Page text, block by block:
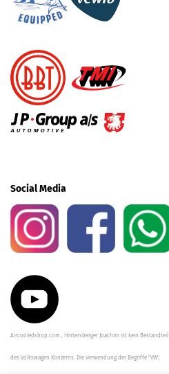
Social Media
Aircooledshop.com , Hintersberger Joachim ist kein Bestandteil
des Volkswagen Konzerns. Die Verwendung der Begriffe "VW",